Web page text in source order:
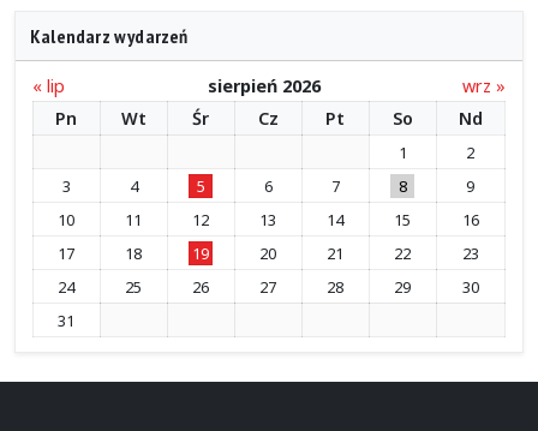
Kalendarz wydarzeń
« lip sierpień 2026
wrz »
Pn
Wt Śr Cz Pt So Nd
1
2
3
4 5 6 7 8
9
10
11 12 13 14 15
16
17
18 19 20 21 22
23
24
25 26 27 28 29
30
31